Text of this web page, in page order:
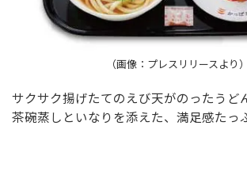
（画像：プレスリリースより）
サクサク揚げたてのえび天がのったうど
茶碗蒸しといなりを添えた、満足感たっ